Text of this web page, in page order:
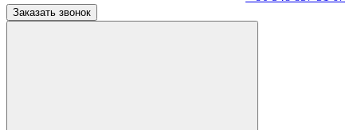
Заказать звонок